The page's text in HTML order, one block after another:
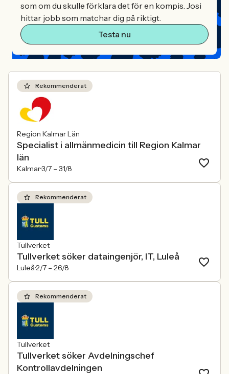
som om du skulle förklara det för en kompis. Josi
hittar jobb som matchar dig på riktigt.
Testa nu
Rekommenderat
Region Kalmar Län
Specialist i allmänmedicin till Region Kalmar
län
Kalmar3/7 – 31/8
Rekommenderat
Tullverket
Tullverket söker dataingenjör, IT, Luleå
Luleå2/7 – 26/8
Rekommenderat
Tullverket
Tullverket söker Avdelningschef
Kontrollavdelningen